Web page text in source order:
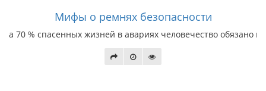
Мифы о ремнях безопасности
а 70 % спасенных жизней в авариях человечество обязано